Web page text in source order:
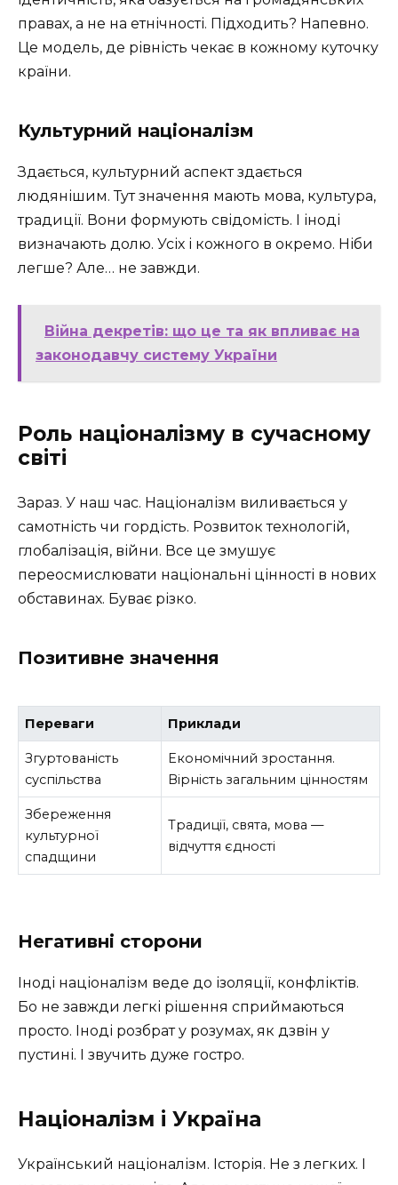
правах, а не на етнічності. Підходить? Напевно.
Це модель, де рівність чекає в кожному куточку
країни.
Культурний націоналізм
Здається, культурний аспект здається
людянішим. Тут значення мають мова, культура,
традиції. Вони формують свідомість. І іноді
визначають долю. Усіх і кожного в окремо. Ніби
легше? Але… не завжди.
Війна декретів: що це та як впливає на
законодавчу систему України
Роль націоналізму в сучасному
світі
Зараз. У наш час. Націоналізм виливається у
самотність чи гордість. Розвиток технологій,
глобалізація, війни. Все це змушує
переосмислювати національні цінності в нових
обставинах. Буває різко.
Позитивне значення
Переваги Приклади
Згуртованість
суспільства
Економічний зростання.
Вірність загальним цінностям
Збереження
культурної
спадщини
Традиції, свята, мова —
відчуття єдності
Негативні сторони
Іноді націоналізм веде до ізоляції, конфліктів.
Бо не завжди легкі рішення сприймаються
просто. Іноді розбрат у розумах, як дзвін у
пустині. І звучить дуже гостро.
Націоналізм і Україна
Український націоналізм. Історія. Не з легких. І